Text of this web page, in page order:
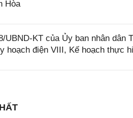
Hòa
UBND-KT của Ủy ban nhân
hoạch điện VIII, Kế hoạch thực